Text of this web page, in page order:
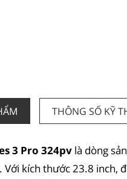
THÔNG SỐ KỸ
3 Pro 324pv là dòng
kích thước 23.8 inch,